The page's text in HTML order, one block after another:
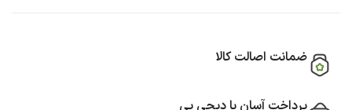
ضمانت اصالت کالا